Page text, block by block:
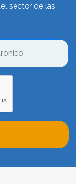
sector de las